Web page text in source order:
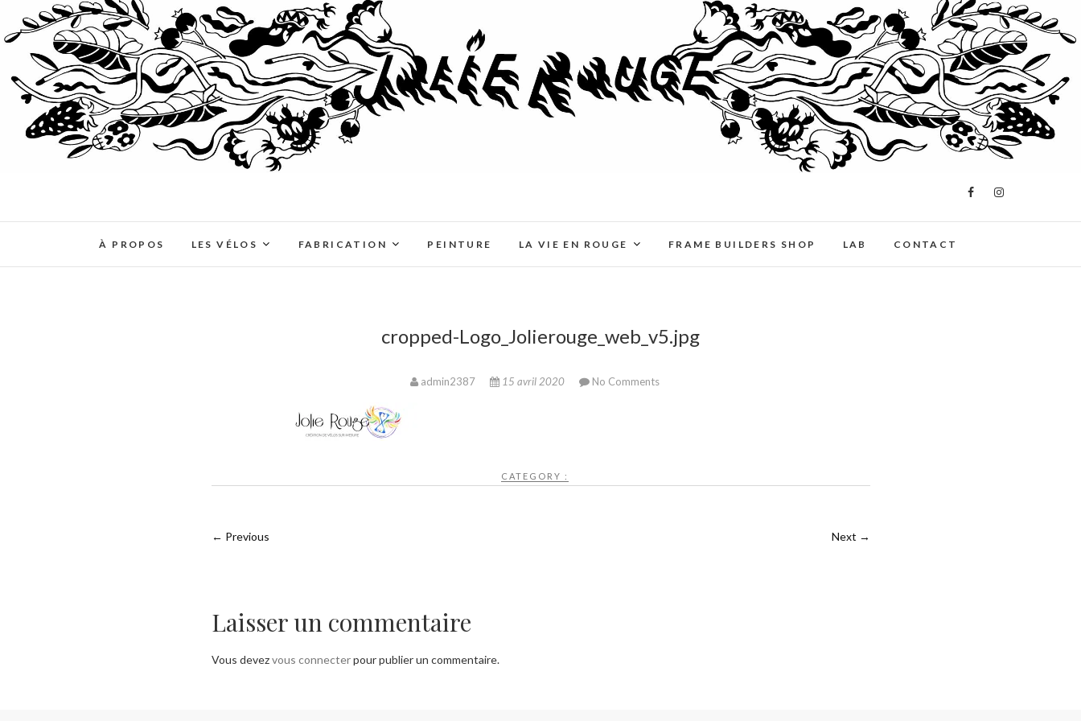
À PROPOS LES VÉLOS FABRICATION PEINTURE LA VIE EN ROUGE FRAME BUILDERS SHOP LAB CONTACT
cropped-Logo_Jolierouge_web_v5.jpg
admin2387 15 avril 2020 No Comments
CATEGORY :
← Previous Next →
Laisser un commentaire
Vous devezvous connecterpour publier un commentaire.